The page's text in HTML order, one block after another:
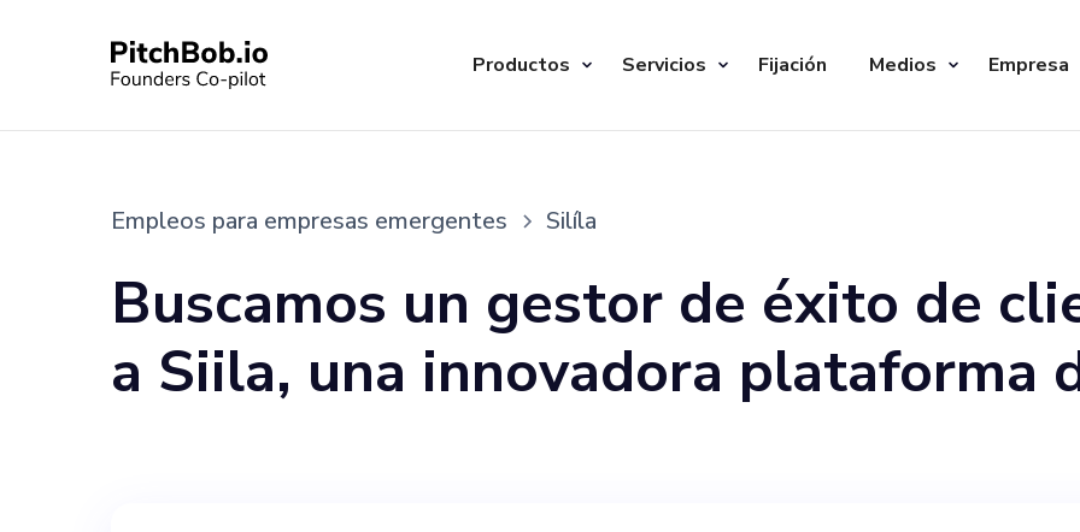
Productos Servicios Fijación Medios Empresa
Empleos para empresas emergentes Silíla
Buscamos un gestor de éxito de
a Siila, una innovadora plataforma